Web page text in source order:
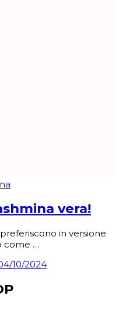
vera!
in versione
come …
10/2024